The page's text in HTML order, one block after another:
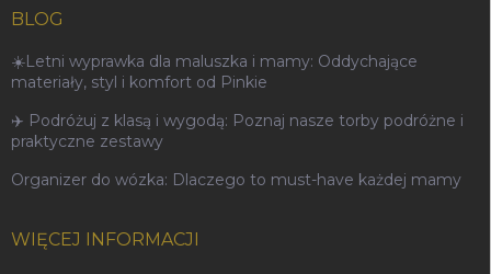
BLOG
☀️Letni wyprawka dla maluszka i mamy: Oddychające
materiały, styl i komfort od Pinkie
✈️ Podróżuj z klasą i wygodą: Poznaj nasze torby podróżne i
praktyczne zestawy
Organizer do wózka: Dlaczego to must-have każdej mamy
WIĘCEJ INFORMACJI